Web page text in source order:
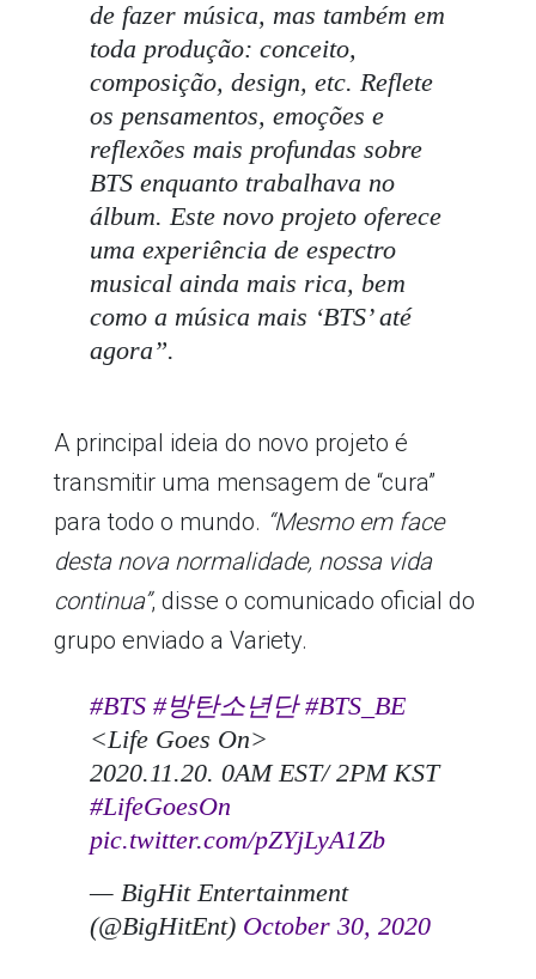
de fazer música, mas também em
toda produção: conceito,
composição, design, etc. Reflete
os pensamentos, emoções e
reflexões mais profundas sobre
BTS enquanto trabalhava no
álbum. Este novo projeto oferece
uma experiência de espectro
musical ainda mais rica, bem
como a música mais ‘BTS’ até
agora”.
A principal ideia do novo projeto é
transmitir uma mensagem de “cura”
para todo o mundo. “Mesmo em face
desta nova normalidade, nossa vida
continua”, disse o comunicado oficial do
grupo enviado a Variety.
#BTS #방탄소년단 #BTS_BE
<Life Goes On>
2020.11.20. 0AM EST/ 2PM KST
#LifeGoesOn
pic.twitter.com/pZYjLyA1Zb
— BigHit Entertainment
(@BigHitEnt) October 30, 2020